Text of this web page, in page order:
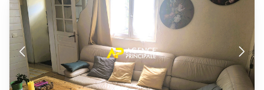
rez-de-chaussée : un appartement trois pièces deux
chambres avec climatisation - au premier étage : un
second appartement trois pièces à terminer de
rénover (Possibilité de remettre en place
l'agencement initial en réunissant les deux niveaux
pour recréer une grande maison familiale 4 / 5
chambres si vous le désirez) A noter que la première